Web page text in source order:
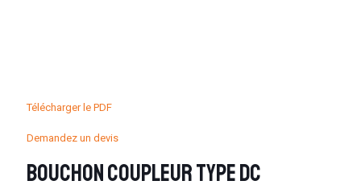
Télécharger le PDF
Demandez un devis
Bouchon coupleur type DC